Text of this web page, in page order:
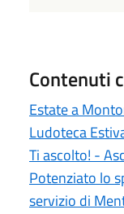
Contenuti
Estate a
Ludoteca
Ti ascolto! -
Potenziato lo
servizio di